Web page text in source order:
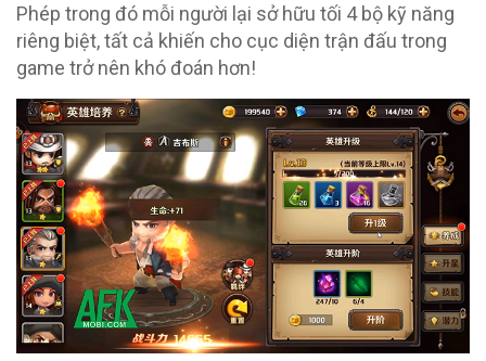
Phép trong đó mỗi người lại sở hữu tối 4 bộ kỹ năng
riêng biệt, tất cả khiến cho cục diện trận đấu trong
game trở nên khó đoán hơn!